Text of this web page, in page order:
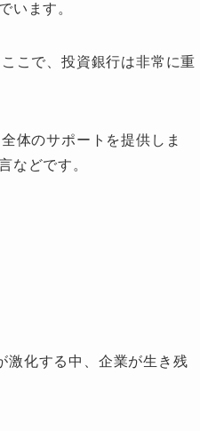
います。
こで、投資銀行は非常に重
体のサポートを提供しま
などです。
激化する中、企業が生き残